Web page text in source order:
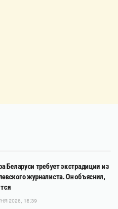
Беларуси требует экстрадиции из
журналиста. Он объяснил,
2026, 18:39